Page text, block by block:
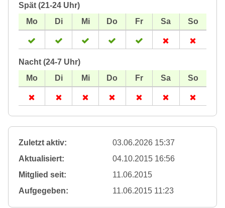
Spät (21-24 Uhr)
Nacht (24-7 Uhr)
Zuletzt aktiv:
03.06.2026 15:37
Aktualisiert:
04.10.2015 16:56
Mitglied seit:
11.06.2015
Aufgegeben:
11.06.2015 11:23